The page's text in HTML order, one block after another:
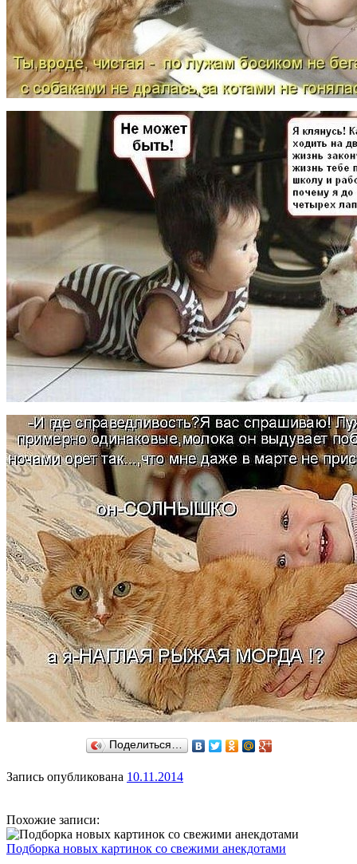
Поделиться…
Запись опубликована 10.11.2014
Похожие записи:
Подборка новых картинок со свежими анекдотами